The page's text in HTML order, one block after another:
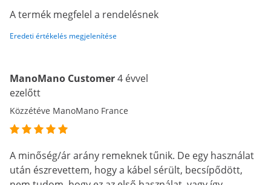
A termék megfelel a rendelésnek
Eredeti értékelés megjelenítése
ManoMano Customer4 évvel
ezelőtt
Közzétéve ManoMano France
A minőség/ár arány remeknek tűnik. De egy használat
után észrevettem, hogy a kábel sérült, becsípődött,